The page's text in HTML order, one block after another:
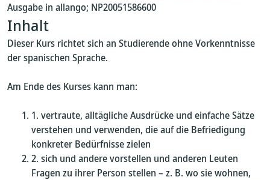
Ausgabe in allango; NP20051586600
Inhalt
Dieser Kurs richtet sich an Studierende ohne Vorkenntnisse
der spanischen Sprache.
Am Ende des Kurses kann man:
vertraute, alltägliche Ausdrücke und einfache Sätze
verstehen und verwenden, die auf die Befriedigung
konkreter Bedürfnisse zielen
sich und andere vorstellen und anderen Leuten
Fragen zu ihrer Person stellen – z. B. wo sie wohnen,